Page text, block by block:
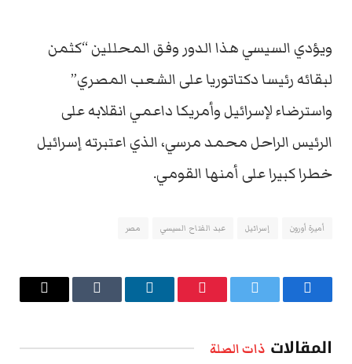
ويؤدي السيسي هذا الدور وفق المحللين “كثمن
لبقائه رئيسا دكتاتوريا على الشعب المصري”
واسترضاء لإسرائيل وأمريكا داعمي انقلابه على
الرئيس الراحل محمد مرسي، الذي اعتبرته إسرائيل
خطرا كبيرا على أمنها القومي.
أميرة أورون إسرائيل عبد الفتاح السيسي مصر
فيسبوك تويتر بينتيريستلينكدإن Tumblr
البريد
المقالات ذات الصلة